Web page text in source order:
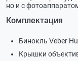
но и с
Комплектация
Бинокль Veber
Крышки